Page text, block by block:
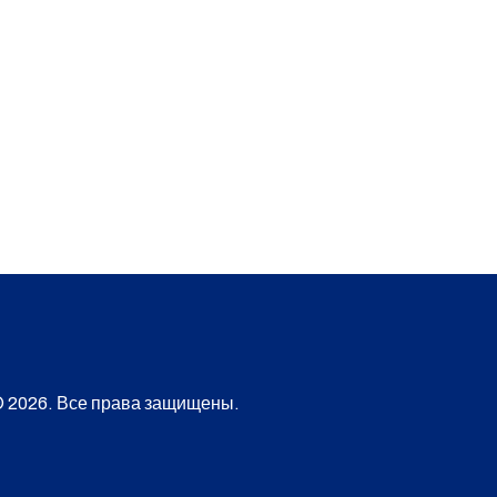
2026. Все права защищены.